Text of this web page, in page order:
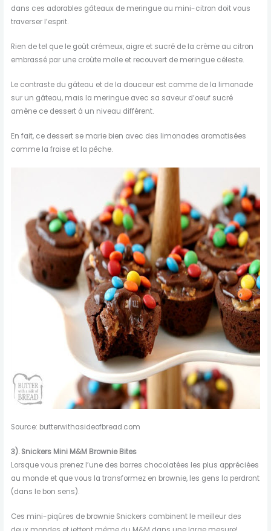
dans ces adorables gâteaux de meringue au mini-citron doit vous
traverser l’esprit.
Rien de tel que le goût crémeux, aigre et sucré de la crème au citron
embrassé par une croûte molle et recouvert de meringue céleste.
Le contraste du gâteau et de la douceur est comme de la limonade
sur un gâteau, mais la meringue avec sa saveur d’oeuf sucré
amène ce dessert à un niveau différent.
En fait, ce dessert se marie bien avec des limonades aromatisées
comme la fraise et la pêche.
Source: butterwithasideofbread.com
3).Snickers Mini M&M Brownie Bites
Lorsque vous prenez l’une des barres chocolatées les plus appréciées
au monde et que vous la transformez en brownie, les gens la perdront
(dans le bon sens).
Ces mini-piqûres de brownie Snickers combinent le meilleur des